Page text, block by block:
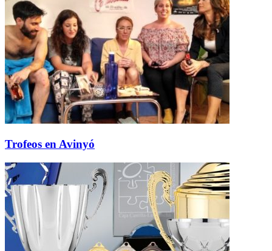
Trofeos en Avinyó